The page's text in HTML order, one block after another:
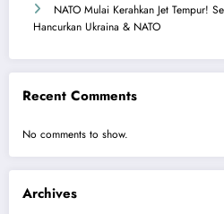
NATO Mulai Kerahkan Jet Tempur!
Hancurkan Ukraina & NATO
Recent Comments
No comments to show.
Archives